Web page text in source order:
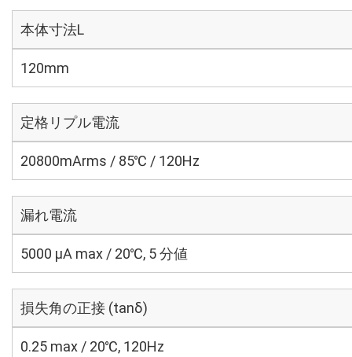
本体寸法L
120mm
定格リプル電流
20800mArms / 85℃ / 120Hz
漏れ電流
5000 μA max / 20℃, 5 分値
損失角の正接 (tanδ)
0.25 max / 20℃, 120Hz